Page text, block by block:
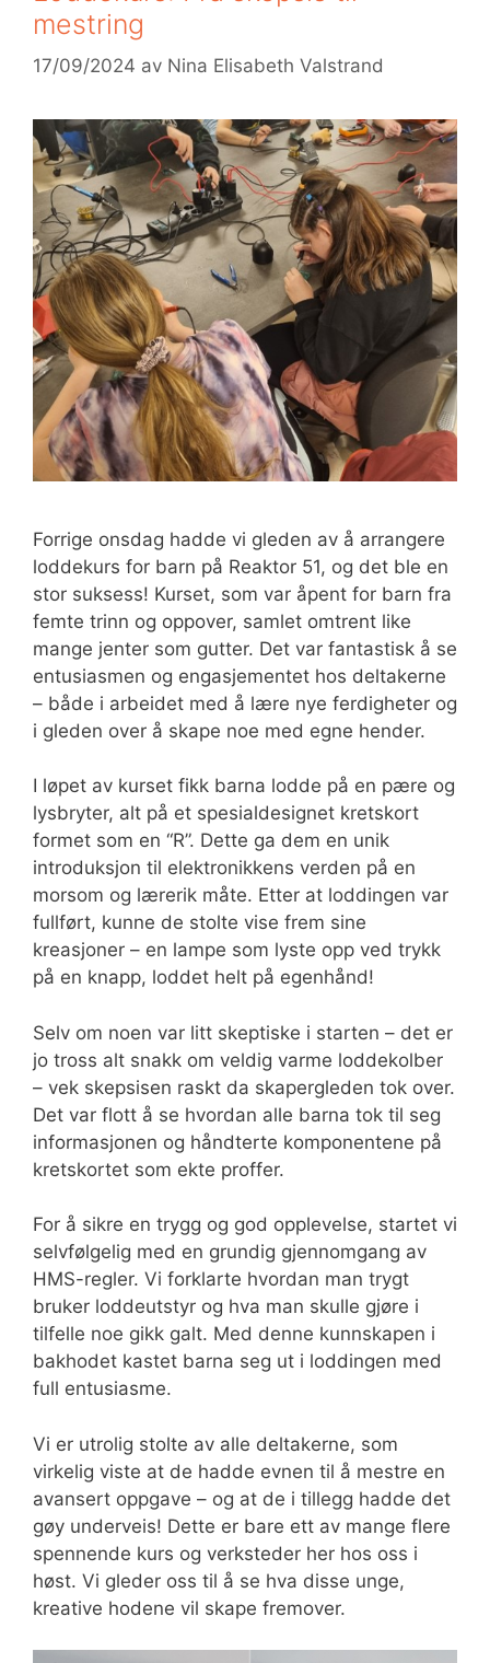
mestring
17/09/2024 av Nina Elisabeth Valstrand
Forrige onsdag hadde vi gleden av å arrangere
loddekurs for barn på Reaktor 51, og det ble en
stor suksess! Kurset, som var åpent for barn fra
femte trinn og oppover, samlet omtrent like
mange jenter som gutter. Det var fantastisk å se
entusiasmen og engasjementet hos deltakerne
– både i arbeidet med å lære nye ferdigheter og
i gleden over å skape noe med egne hender.
I løpet av kurset fikk barna lodde på en pære og
lysbryter, alt på et spesialdesignet kretskort
formet som en “R”. Dette ga dem en unik
introduksjon til elektronikkens verden på en
morsom og lærerik måte. Etter at loddingen var
fullført, kunne de stolte vise frem sine
kreasjoner – en lampe som lyste opp ved trykk
på en knapp, loddet helt på egenhånd!
Selv om noen var litt skeptiske i starten – det er
jo tross alt snakk om veldig varme loddekolber
– vek skepsisen raskt da skapergleden tok over.
Det var flott å se hvordan alle barna tok til seg
informasjonen og håndterte komponentene på
kretskortet som ekte proffer.
For å sikre en trygg og god opplevelse, startet vi
selvfølgelig med en grundig gjennomgang av
HMS-regler. Vi forklarte hvordan man trygt
bruker loddeutstyr og hva man skulle gjøre i
tilfelle noe gikk galt. Med denne kunnskapen i
bakhodet kastet barna seg ut i loddingen med
full entusiasme.
Vi er utrolig stolte av alle deltakerne, som
virkelig viste at de hadde evnen til å mestre en
avansert oppgave – og at de i tillegg hadde det
gøy underveis! Dette er bare ett av mange flere
spennende kurs og verksteder her hos oss i
høst. Vi gleder oss til å se hva disse unge,
kreative hodene vil skape fremover.